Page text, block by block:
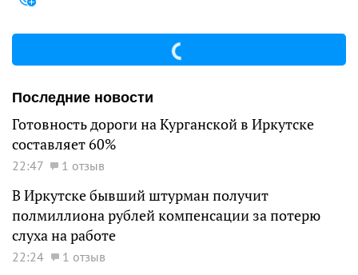
Последние новости
Готовность дороги на Курганской в Иркутске
составляет 60%
22:47 1 отзыв
В Иркутске бывший штурман получит
полмиллиона рублей компенсации за потерю
слуха на работе
22:24 1 отзыв